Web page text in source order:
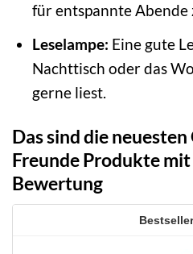
für entspannte Abende
Leselampe: Eine gute
Nachttisch oder das
gerne liest.
Das sind die
Freunde Produkte
Bewertung